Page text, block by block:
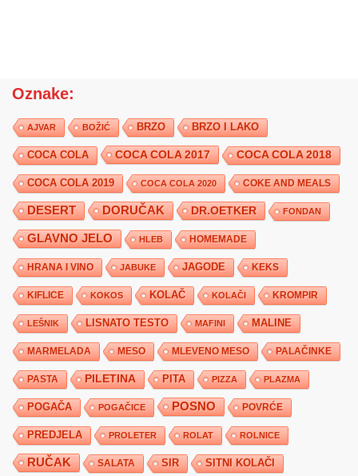
Oznake:
AJVAR BOŽIĆ BRZO BRZO I LAKO
COCA COLA COCA COLA 2017 COCA COLA 2018
COCA COLA 2019 COCA COLA 2020 COKE AND MEALS
DESERT DORUČAK DR.OETKER FONDAN
GLAVNO JELO HLEB HOMEMADE
HRANA I VINO JABUKE JAGODE KEKS
KIFLICE KOKOS KOLAČ KOLAČI KROMPIR
LEŠNIK LISNATO TESTO MAFINI MALINE
MARMELADA MESO MLEVENO MESO PALAČINKE
PASTA PILETINA PITA PIZZA PLAZMA
POGAČA POGAČICE POSNO POVRĆE
PREDJELA PROLETER ROLAT ROLNICE
RUČAK SALATA SIR SITNI KOLAČI